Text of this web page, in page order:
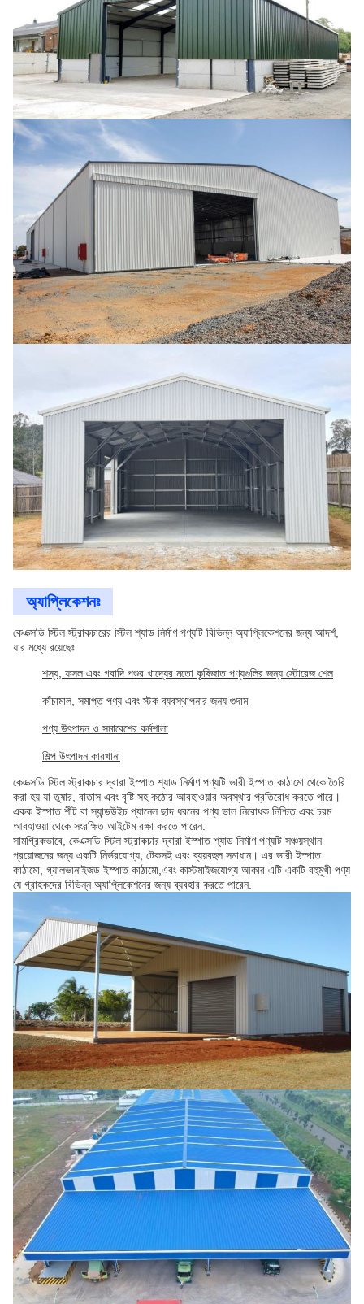
অ্যাপ্লিকেশনঃ
কেএক্সডি স্টিল স্ট্রাকচারের স্টিল শ্যাড নির্মাণ পণ্যটি বিভিন্ন অ্যাপ্লিকেশনের জন্য আদর্শ,
যার মধ্যে রয়েছেঃ
শস্য, ফসল এবং গবাদি পশুর খাদ্যের মতো কৃষিজাত পণ্যগুলির জন্য স্টোরেজ শেল
কাঁচামাল, সমাপ্ত পণ্য এবং স্টক ব্যবস্থাপনার জন্য গুদাম
পণ্য উৎপাদন ও সমাবেশের কর্মশালা
শিল্প উৎপাদন কারখানা
কেএক্সডি স্টিল স্ট্রাকচার দ্বারা ইস্পাত শ্যাড নির্মাণ পণ্যটি ভারী ইস্পাত কাঠামো থেকে তৈরি
করা হয় যা তুষার, বাতাস এবং বৃষ্টি সহ কঠোর আবহাওয়ার অবস্থার প্রতিরোধ করতে পারে।
একক ইস্পাত শীট বা স্যান্ডউইচ প্যানেল ছাদ ধরনের পণ্য ভাল নিরোধক নিশ্চিত এবং চরম
আবহাওয়া থেকে সংরক্ষিত আইটেম রক্ষা করতে পারেন.
সামগ্রিকভাবে, কেএক্সডি স্টিল স্ট্রাকচার দ্বারা ইস্পাত শ্যাড নির্মাণ পণ্যটি সঞ্চয়স্থান
প্রয়োজনের জন্য একটি নির্ভরযোগ্য, টেকসই এবং ব্যয়বহুল সমাধান। এর ভারী ইস্পাত
কাঠামো, গ্যালভানাইজড ইস্পাত কাঠামো,এবং কাস্টমাইজযোগ্য আকার এটি একটি বহুমুখী পণ্য
যে গ্রাহকদের বিভিন্ন অ্যাপ্লিকেশনের জন্য ব্যবহার করতে পারেন.